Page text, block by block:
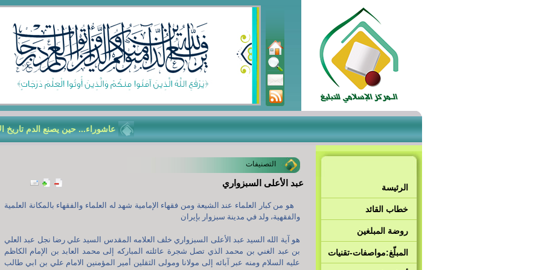
عاشوراء... حين يصنع الدم تاريخ
الرئيسة
خطاب القائد
روضة المبلغين
المبلّغ:مواصفات-تقنيات
التصنيفات
عبد الأعلى السبزواري
هو من كبار العلماء عند الشيعة ومن فقهاء الإمامية شهد له العلماء والفقهاء بالمكانة العلمية
والفقهية، ولد في مدينة سبزوار بإيران
هو آية الله السيد عبد الأعلى السبزواري خلف العلامه المقدس السيد علي رضا نجل عبد العلي
بن عبد الغني بن محمد الذي تصل شجرة عائلته المباركه إلى محمد العابد بن الإمام الكاظم
عليه السلام ومنه عبر آبائه إلى مولانا ومولى الثقلين أمير المؤمنين الامام علي بن ابي طالب